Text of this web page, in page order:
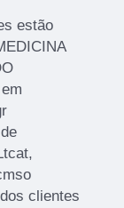
estão
clientes